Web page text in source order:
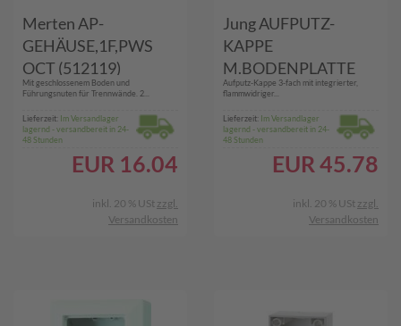
Merten AP-
GEHÄUSE,1F,PWS
OCT (512119)
Mit geschlossenem Boden und
Führungsnuten für Trennwände. 2...
Lieferzeit: Im Versandlager
lagernd - versandbereit in 24-
48 Stunden
EUR 16.04
inkl. 20 % USt zzgl.
Versandkosten
Jung AUFPUTZ-
KAPPE
M.BODENPLATTE
(AS 583 A WW)
Aufputz-Kappe 3-fach mit integrierter,
flammwidriger...
Lieferzeit: Im Versandlager
lagernd - versandbereit in 24-
48 Stunden
EUR 45.78
inkl. 20 % USt zzgl.
Versandkosten